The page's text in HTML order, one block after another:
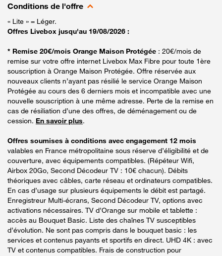
Conditions de l'offre
« Lite » = Léger.
Offres Livebox jusqu'au 19/08/2026 :
* Remise 20€/mois Orange Maison Protégée : 20€/mois de
remise sur votre offre internet Livebox Max Fibre pour toute 1ère
souscription à Orange Maison Protégée. Offre réservée aux
nouveaux clients n’ayant pas résilié le service Orange Maison
Protégée au cours des 6 derniers mois et incompatible avec une
nouvelle souscription à une même adresse. Perte de la remise en
cas de résiliation d’une des offres, de déménagement ou de
cession. En savoir plus.
Offres soumises à conditions avec engagement 12 mois
valables en France métropolitaine sous réserve d’éligibilité et de
couverture, avec équipements compatibles. (Répéteur Wifi,
Airbox 20Go, Second Décodeur TV : 10€ chacun). Débits
théoriques avec câbles, carte réseau et ordinateurs compatibles.
En cas d’usage sur plusieurs équipements le débit est partagé.
Enregistreur Multi-écrans, Second Décodeur TV, options avec
activations nécessaires. TV d’Orange sur mobile et tablette :
accès au Bouquet Basic. Liste des chaînes TV susceptibles
d’évolution. Ne sont pas compris dans le bouquet basic : les
services et contenus payants et sportifs en direct. UHD 4K : avec
TV et contenus compatibles. Frais de construction pour